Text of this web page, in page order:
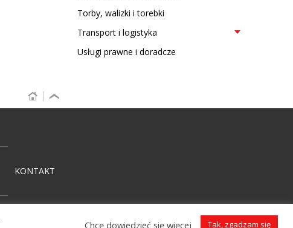
Torby, walizki i torebki
Transport i logistyka
Usługi prawne i doradcze
KONTAKT
Chcę dowiedzieć się więcej Tak, zgadzam się